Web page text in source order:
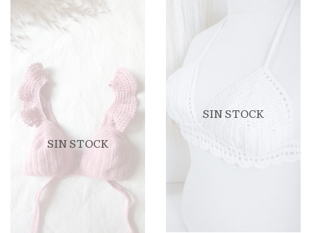
SIN STOCK
SIN STOCK